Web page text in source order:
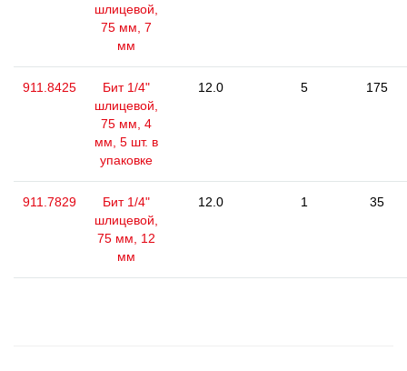
шлицевой,
75 мм, 7
мм
911.8425
Бит 1/4"
шлицевой,
75 мм, 4
мм, 5 шт. в
упаковке
12.0 5 175
911.7829
Бит 1/4"
шлицевой,
75 мм, 12
мм
12.0 1 35